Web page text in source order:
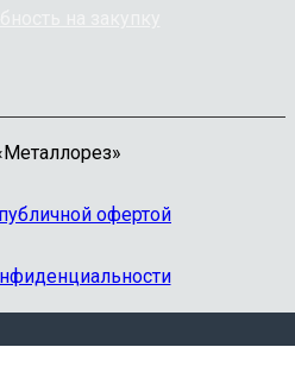
офертой